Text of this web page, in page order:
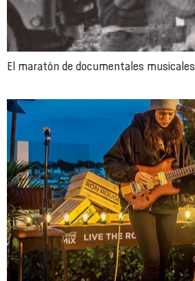
El maratón de documentales musicales